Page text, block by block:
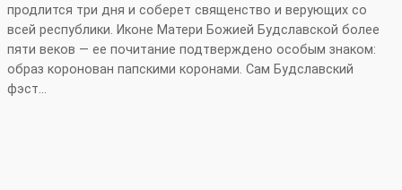
продлится три дня и соберет священство и верующих со
всей республики. Иконе Матери Божией Будславской более
пяти веков — ее почитание подтверждено особым знаком:
образ коронован папскими коронами. Сам Будславский
фэст…